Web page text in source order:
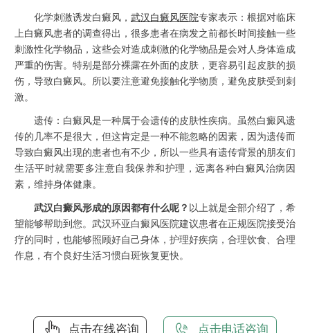
化学刺激诱发白癜风， 武汉白癜风医院专家表示：根据对临床
上白癜风患者的调查得出，很多患者在病发之前都长时间接触一些
刺激性化学物品，这些会对造成刺激的化学物品是会对人身体造成
严重的伤害。特别是部分裸露在外面的皮肤，更容易引起皮肤的损
伤，导致白癜风。所以要注意避免接触化学物质，避免皮肤受到刺
激。
遗传：白癜风是一种属于会遗传的皮肤性疾病。虽然白癜风遗
传的几率不是很大，但这肯定是一种不能忽略的因素，因为遗传而
导致白癜风出现的患者也有不少，所以一些具有遗传背景的朋友们
生活平时就需要多注意自我保养和护理，远离各种白癜风治病因
素，维持身体健康。
武汉白癜风形成的原因都有什么呢？ 以上就是全部介绍了，希
望能够帮助到您。武汉环亚白癜风医院建议患者在正规医院接受治
疗的同时，也能够照顾好自己身体，护理好疾病，合理饮食、合理
作息，有个良好生活习惯白斑恢复更快。
点击在线咨询 点击电话咨询